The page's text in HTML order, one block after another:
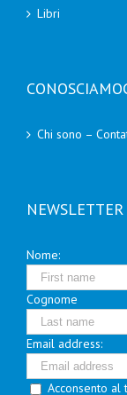
Libri
Chi sono –
NEWSLETTER
Nome:
Cognome
Email address:
Acconsento